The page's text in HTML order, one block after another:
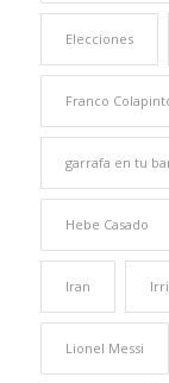
Elecciones
Franco
garrafa en tu
Hebe Casado
Iran
Lionel Messi